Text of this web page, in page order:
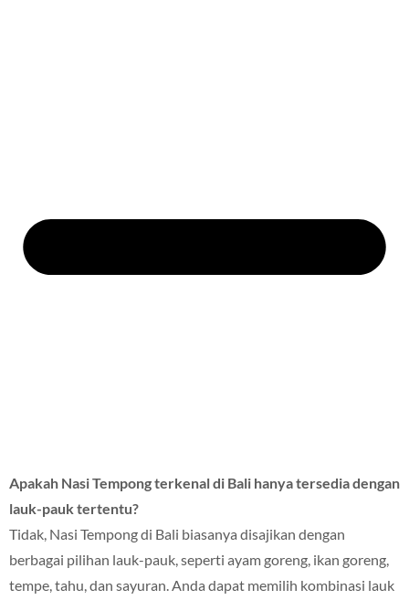
Apakah Nasi Tempong terkenal di Bali hanya tersedia dengan
lauk-pauk tertentu?
Tidak, Nasi Tempong di Bali biasanya disajikan dengan
berbagai pilihan lauk-pauk, seperti ayam goreng, ikan goreng,
tempe, tahu, dan sayuran. Anda dapat memilih kombinasi lauk